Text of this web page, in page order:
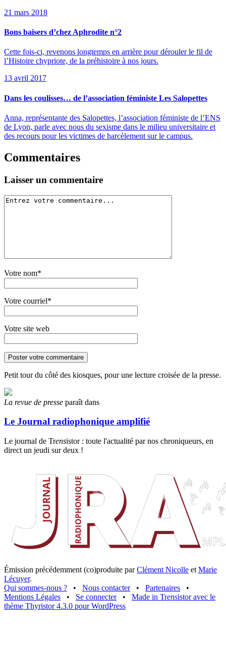
21 mars 2018
Bons baisers d’chez Aphrodite n°2
Cette fois-ci, revenons longtemps en arrière pour dérouler le fil de
l’Histoire chypriote, de la préhistoire à nos jours.
13 avril 2017
Dans les coulisses… de l’association féministe Les Salopettes
Anna, représentante des Salopettes, l’association féministe de l’ENS
de Lyon, parle avec nous du sexisme dans le milieu universitaire et
des recours pour les victimes de harcèlement sur le campus.
Commentaires
Laisser un commentaire
Votre nom*
Votre courriel*
Votre site web
Petit tour du côté des kiosques, pour une lecture croisée de la presse.
La revue de presse paraît dans
Le Journal radiophonique amplifié
Le journal de Trensistor : toute l'actualité par nos chroniqueurs, en
direct un jeudi sur deux !
Émission précédemment (co)produite parClément Nicolle et Marie
Lécuyer.
Qui sommes-nous ?
• Nous contacter • Partenaires
•
Mentions Légales
• Se connecter • Made in Trensistor avec le
thème Thyristor 4.3.0 pour WordPress